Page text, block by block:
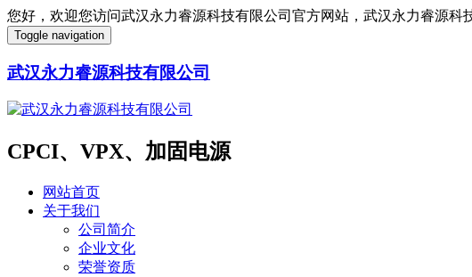
您好，欢迎您访问武汉永力睿源科技有限公司官方网站，武汉永力睿源科
Toggle navigation
武汉永力睿源科技有限公司
CPCI、VPX、加固电源
网站首页
关于我们
公司简介
企业文化
荣誉资质